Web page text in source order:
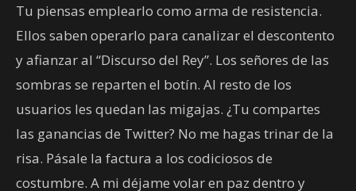
Tu piensas emplearlo como arma de resistencia.
Ellos saben operarlo para canalizar el descontento
y afianzar al “Discurso del Rey”. Los señores de las
sombras se reparten el botín. Al resto de los
usuarios les quedan las migajas. ¿Tu compartes
las ganancias de Twitter? No me hagas trinar de la
risa. Pásale la factura a los codiciosos de
costumbre. A mi déjame volar en paz dentro y